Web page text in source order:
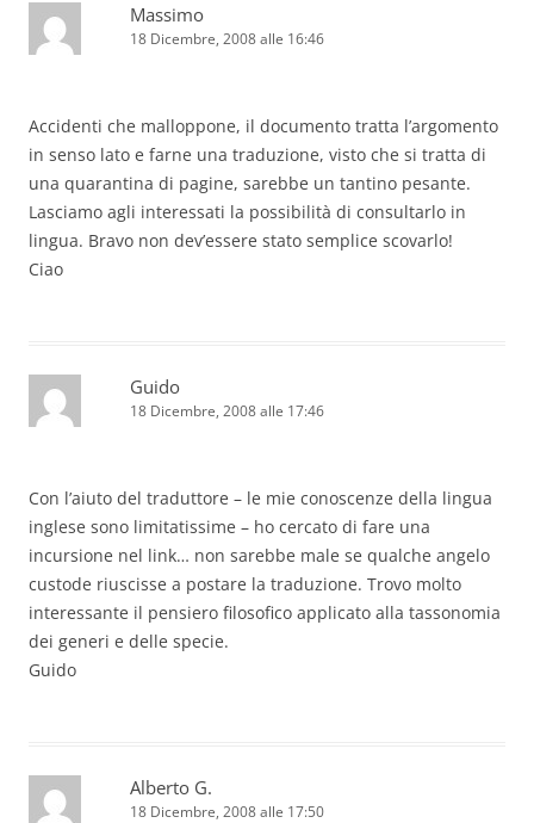
Massimo
18 Dicembre, 2008 alle 16:46
Accidenti che malloppone, il documento tratta l’argomento
in senso lato e farne una traduzione, visto che si tratta di
una quarantina di pagine, sarebbe un tantino pesante.
Lasciamo agli interessati la possibilità di consultarlo in
lingua. Bravo non dev’essere stato semplice scovarlo!
Ciao
Guido
18 Dicembre, 2008 alle 17:46
Con l’aiuto del traduttore – le mie conoscenze della lingua
inglese sono limitatissime – ho cercato di fare una
incursione nel link… non sarebbe male se qualche angelo
custode riuscisse a postare la traduzione. Trovo molto
interessante il pensiero filosofico applicato alla tassonomia
dei generi e delle specie.
Guido
Alberto G.
18 Dicembre, 2008 alle 17:50